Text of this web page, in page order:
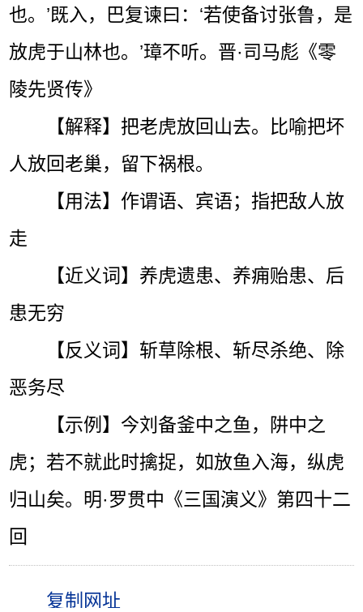
也。’既入，巴复谏曰：‘若使备讨张鲁，是
放虎于山林也。’璋不听。晋·司马彪《零
陵先贤传》
【解释】把老虎放回山去。比喻把坏
人放回老巢，留下祸根。
【用法】作谓语、宾语；指把敌人放
走
【近义词】养虎遗患、养痈贻患、后
患无穷
【反义词】斩草除根、斩尽杀绝、除
恶务尽
【示例】今刘备釜中之鱼，阱中之
虎；若不就此时擒捉，如放鱼入海，纵虎
归山矣。明·罗贯中《三国演义》第四十二
回